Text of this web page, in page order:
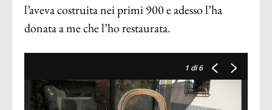
l’aveva costruita nei primi 900 e adesso l’ha
donata a me che l’ho restaurata.
1 di 6